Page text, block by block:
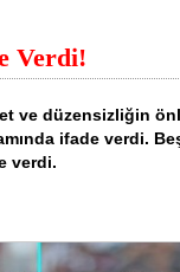
Verdi!
ve düzensizliğin
ifade verdi.
verdi.